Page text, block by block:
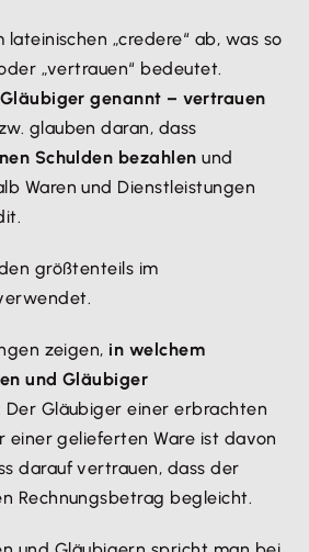
„credere“ ab, was so
„vertrauen“ bedeutet.
genannt – vertrauen
glauben daran, dass
Schulden bezahlen und
Waren und Dienstleistungen
größtenteils im
zeigen, in welchem
und Gläubiger
Der Gläubiger einer erbrachten
einer gelieferten Ware ist davon
darauf vertrauen, dass der
Rechnungsbetrag begleicht.